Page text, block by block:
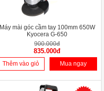
Máy mài góc cầm tay 100mm 650W
Kyocera G-650
900.000đ
835.000đ
Thêm vào giỏ Mua ngay